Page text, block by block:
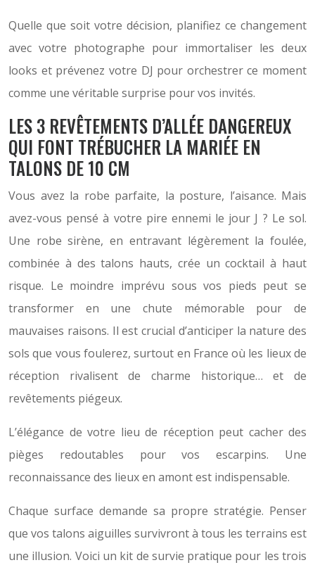
Quelle que soit votre décision, planifiez ce changement
avec votre photographe pour immortaliser les deux
looks et prévenez votre DJ pour orchestrer ce moment
comme une véritable surprise pour vos invités.
LES 3 REVÊTEMENTS D’ALLÉE DANGEREUX
QUI FONT TRÉBUCHER LA MARIÉE EN
TALONS DE 10 CM
Vous avez la robe parfaite, la posture, l’aisance. Mais
avez-vous pensé à votre pire ennemi le jour J ? Le sol.
Une robe sirène, en entravant légèrement la foulée,
combinée à des talons hauts, crée un cocktail à haut
risque. Le moindre imprévu sous vos pieds peut se
transformer en une chute mémorable pour de
mauvaises raisons. Il est crucial d’anticiper la nature des
sols que vous foulerez, surtout en France où les lieux de
réception rivalisent de charme historique… et de
revêtements piégeux.
L’élégance de votre lieu de réception peut cacher des
pièges redoutables pour vos escarpins. Une
reconnaissance des lieux en amont est indispensable.
Chaque surface demande sa propre stratégie. Penser
que vos talons aiguilles survivront à tous les terrains est
une illusion. Voici un kit de survie pratique pour les trois